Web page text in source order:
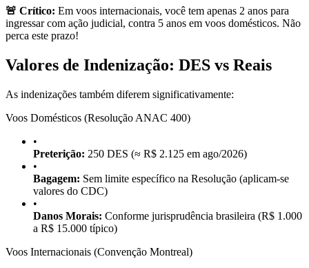
🚨 Crítico: Em voos internacionais, você tem apenas 2 anos para
ingressar com ação judicial, contra 5 anos em voos domésticos. Não
perca este prazo!
Valores de Indenização: DES vs Reais
As indenizações também diferem significativamente:
Voos Domésticos (Resolução ANAC 400)
•
Preterição: 250 DES (≈ R$ 2.125 em ago/2026)
•
Bagagem: Sem limite específico na Resolução (aplicam-se
valores do CDC)
•
Danos Morais: Conforme jurisprudência brasileira (R$ 1.000
a R$ 15.000 típico)
Voos Internacionais (Convenção Montreal)